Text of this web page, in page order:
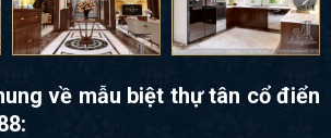
về mẫu biệt thự tân cổ điển